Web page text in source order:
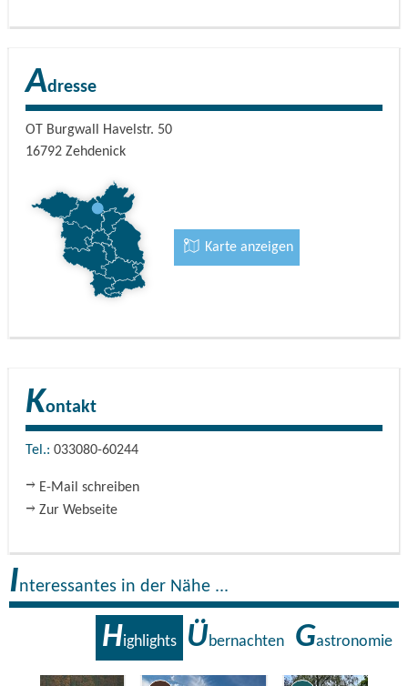
Adresse
OT Burgwall Havelstr. 50
16792 Zehdenick
Karte anzeigen
Kontakt
Tel.: 033080-60244
E-Mail schreiben
Zur Webseite
Interessantes in der Nähe ...
Highlights Übernachten Gastronomie